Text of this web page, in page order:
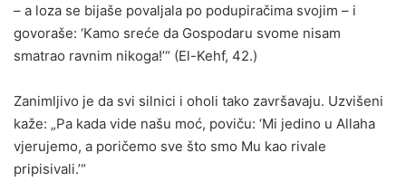
– a loza se bijaše povaljala po podupiračima svojim – i
govoraše: ‘Kamo sreće da Gospodaru svome nisam
smatrao ravnim nikoga!’“ (El-Kehf, 42.)
Zanimljivo je da svi silnici i oholi tako završavaju. Uzvišeni
kaže: „Pa kada vide našu moć, poviču: ‘Mi jedino u Allaha
vjerujemo, a poričemo sve što smo Mu kao rivale
pripisivali.’“